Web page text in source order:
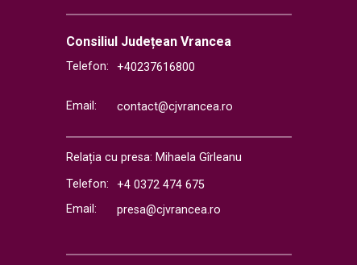
Consiliul Județean Vrancea
Telefon: +40237616800
Email: contact@cjvrancea.ro
Relația cu presa: Mihaela Gîrleanu
Telefon:
+4 0372 474 675
Email:
presa@cjvrancea.ro